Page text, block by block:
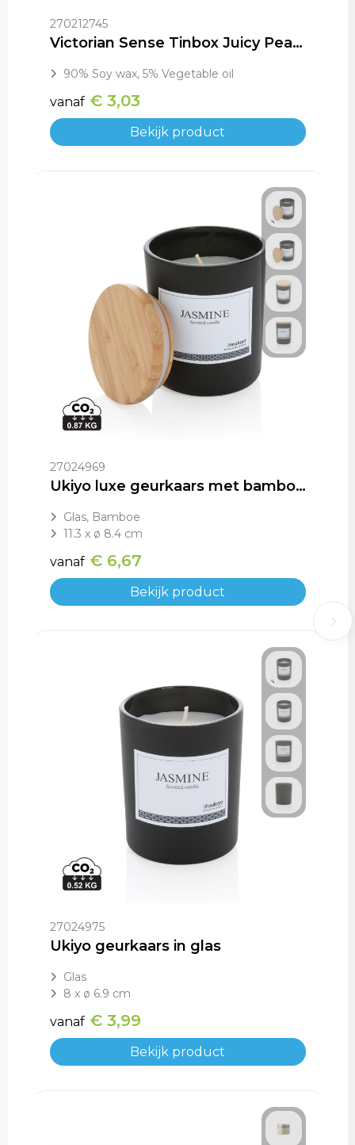
270212745
Victorian Sense Tinbox Juicy Peach geurkaars
90% Soy wax, 5% Vegetable oil
vanaf € 3,03
Bekijk product
27024969
Ukiyo luxe geurkaars met bamboe deksel
Glas, Bamboe
11.3 x ø 8.4 cm
vanaf € 6,67
Bekijk product
27024975
Ukiyo geurkaars in glas
Glas
8 x ø 6.9 cm
vanaf € 3,99
Bekijk product